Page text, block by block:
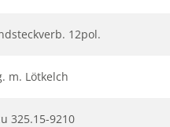
12pol.
m. Lötkelch
325.15-9210